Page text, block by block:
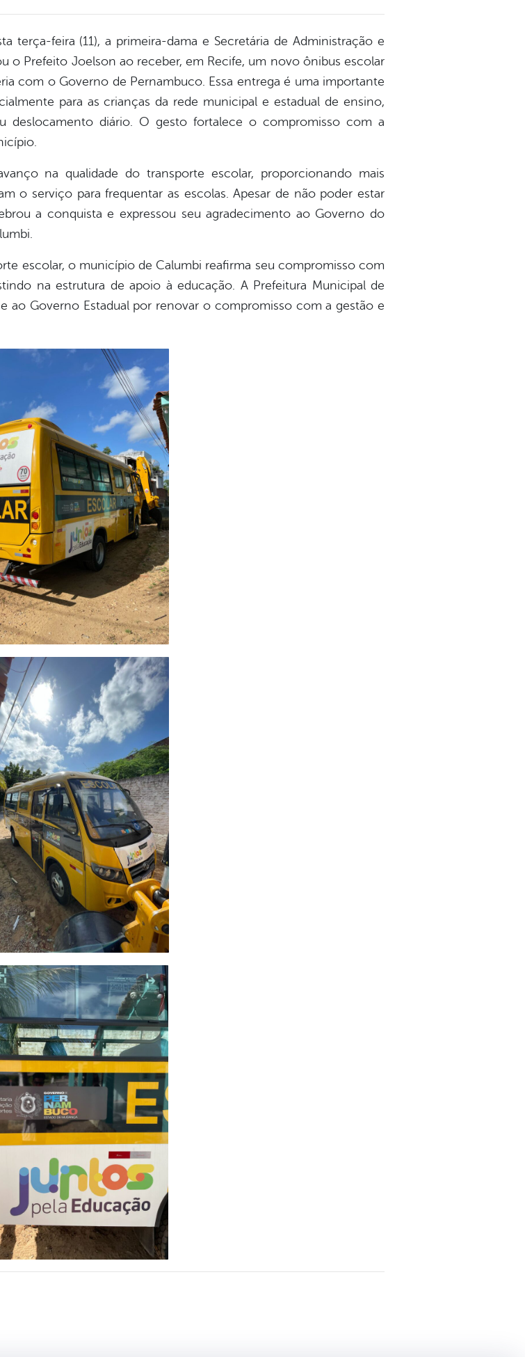
terça-feira (11), a primeira-dama e Secretária de Administração e
o Prefeito Joelson ao receber, em Recife, um novo ônibus escolar
com o Governo de Pernambuco. Essa entrega é uma importante
para as crianças da rede municipal e estadual de ensino,
deslocamento diário. O gesto fortalece o compromisso com a
na qualidade do transporte escolar, proporcionando mais
o serviço para frequentar as escolas. Apesar de não poder estar
a conquista e expressou seu agradecimento ao Governo do
escolar, o município de Calumbi reafirma seu compromisso com
na estrutura de apoio à educação. A Prefeitura Municipal de
ao Governo Estadual por renovar o compromisso com a gestão e